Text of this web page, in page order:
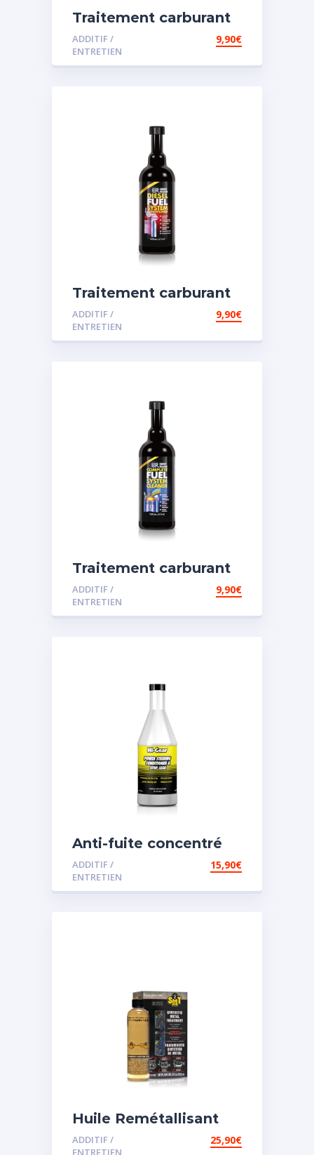
Traitement carburant
spécial essence
ADDITIF /
ENTRETIEN
9,90€
Traitement carburant
spécial diesel
ADDITIF /
ENTRETIEN
9,90€
Traitement carburant
diesel et essence
ADDITIF /
ENTRETIEN
9,90€
Anti-fuite concentré
pour direction
assistée
ADDITIF /
ENTRETIEN
15,90€
Huile Remétallisant
Moteur SMT2
ADDITIF /
ENTRETIEN
25,90€